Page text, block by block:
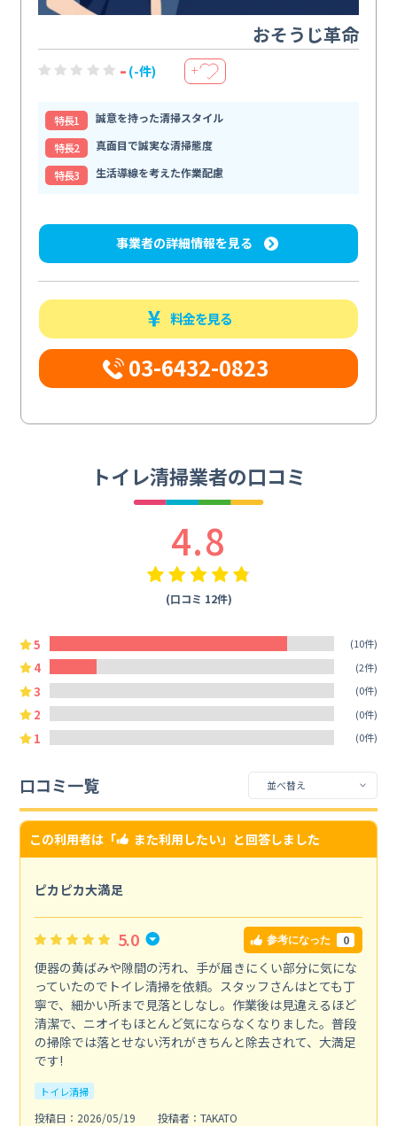
おそうじ革命
- (-件) ＋
特⻑1
誠意を持った清掃スタイル
特⻑2
真面目で誠実な清掃態度
特⻑3
生活導線を考えた作業配慮
事業者の詳細情報を見る
料金を見る
03-6432-0823
トイレ清掃業者の口コミ
4.8
(口コミ 12件)
5 (10件)
4 (2件)
3 (0件)
2 (0件)
1 (0件)
口コミ一覧
この利用者は「 また利用したい」と回答しました
ピカピカ大満足
5.0 参考になった 0
便器の黄ばみや隙間の汚れ、手が届きにくい部分に気にな
っていたのでトイレ清掃を依頼。スタッフさんはとても丁
寧で、細かい所まで見落としなし。作業後は見違えるほど
清潔で、ニオイもほとんど気にならなくなりました。普段
の掃除では落とせない汚れがきちんと除去されて、大満足
です!
トイレ清掃
投稿日：2026/05/19
投稿者：TAKATO